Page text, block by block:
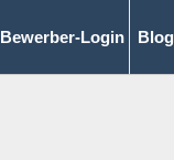
Bewerber-Login